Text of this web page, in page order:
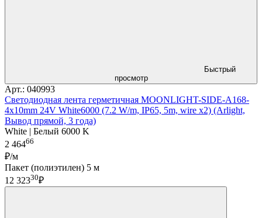
Быстрый
просмотр
Арт.: 040993
Светодиодная лента герметичная MOONLIGHT-SIDE-A168-
4x10mm 24V White6000 (7.2 W/m, IP65, 5m, wire x2) (Arlight,
Вывод прямой, 3 года)
White | Белый 6000 K
2 46466
₽/м
Пакет (полиэтилен) 5 м
12 32330₽